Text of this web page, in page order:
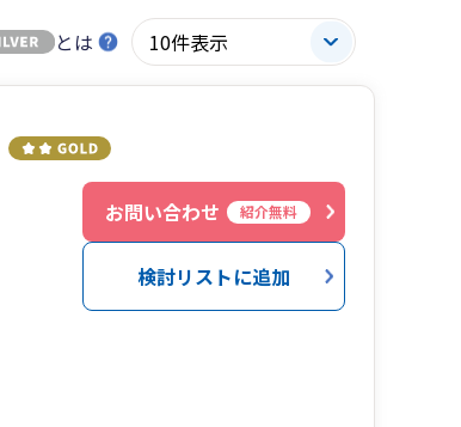
とは
お問い合わせ 紹介無料
検討リストに追加